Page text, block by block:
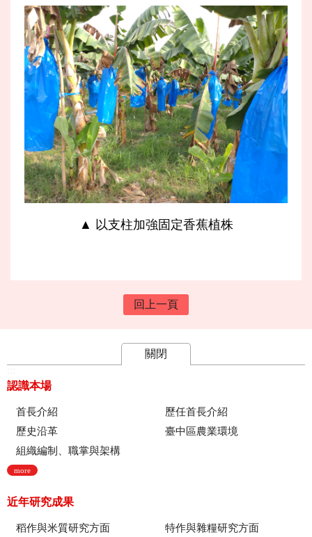
▲ 以支柱加強固定香蕉植株
回上一頁
關閉
認識本場
首長介紹
歷任首長介紹
歷史沿革
臺中區農業環境
組織編制、職掌與架構
more
近年研究成果
稻作與米質研究方面
特作與雜糧研究方面